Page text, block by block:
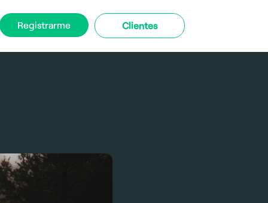
Registrarme Clientes